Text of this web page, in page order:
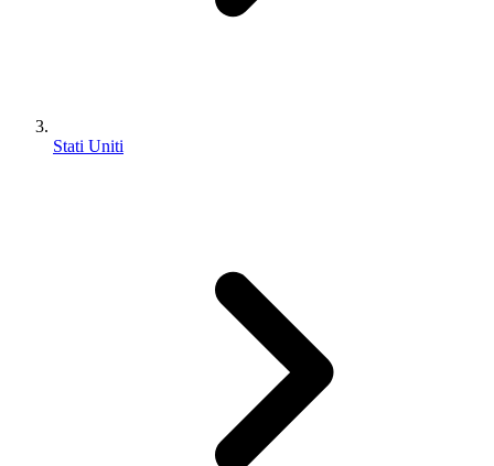
Stati Uniti